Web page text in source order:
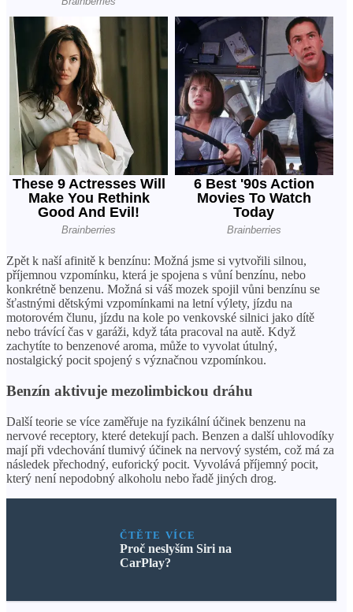
Zpět k naší afinitě k benzínu: Možná jsme si vytvořili silnou,
příjemnou vzpomínku, která je spojena s vůní benzínu, nebo
konkrétně benzenu. Možná si váš mozek spojil vůni benzínu se
šťastnými dětskými vzpomínkami na letní výlety, jízdu na
motorovém člunu, jízdu na kole po venkovské silnici jako dítě
nebo trávící čas v garáži, když táta pracoval na autě. Když
zachytíte to benzenové aroma, může to vyvolat útulný,
nostalgický pocit spojený s význačnou vzpomínkou.
Benzín aktivuje mezolimbickou dráhu
Další teorie se více zaměřuje na fyzikální účinek benzenu na
nervové receptory, které detekují pach. Benzen a další uhlovodíky
mají při vdechování tlumivý účinek na nervový systém, což má za
následek přechodný, euforický pocit. Vyvolává příjemný pocit,
který není nepodobný alkoholu nebo řadě jiných drog.
ČTĚTE VÍCE
Proč neslyším Siri na
CarPlay?